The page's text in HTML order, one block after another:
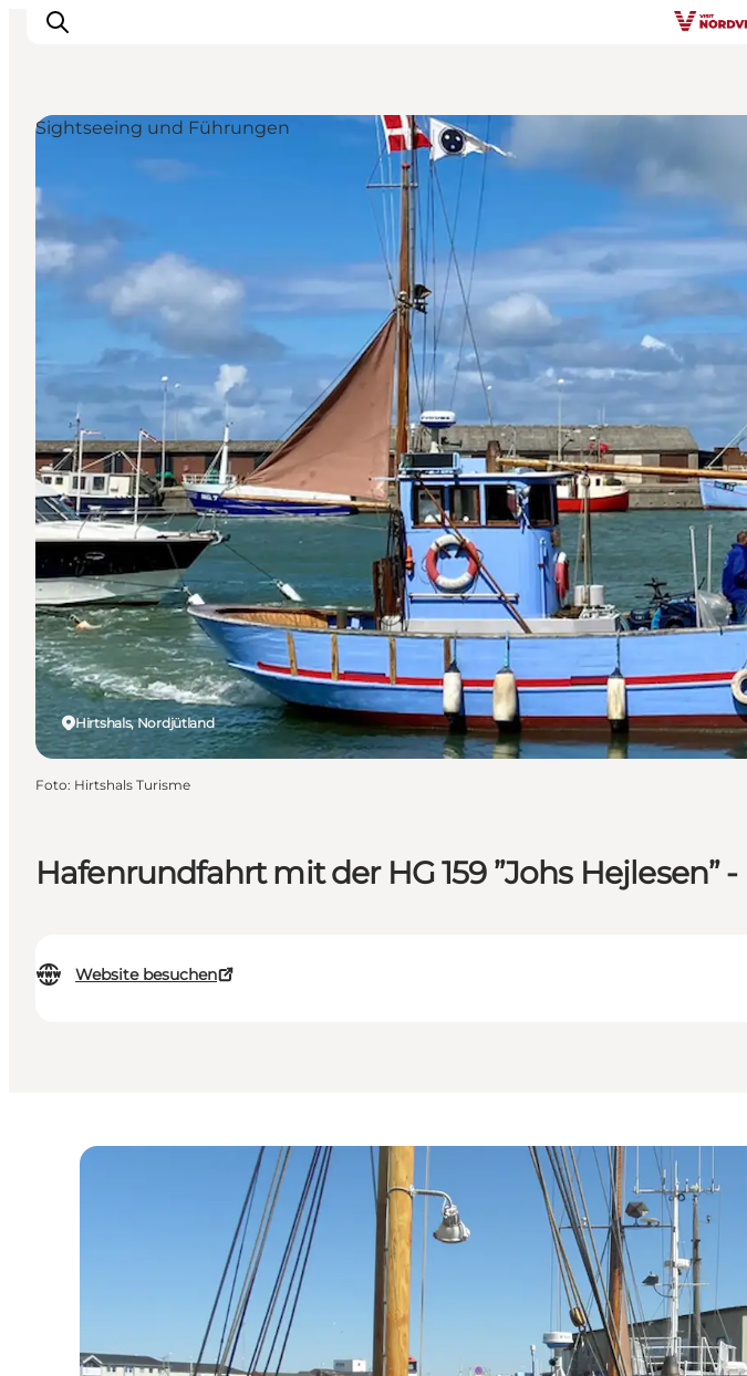
Urlaubsorte
Inspiration
Events
Unterkunft
Mach deine Urlaubsplanung
Hafenrundfahrt mit der HG 159 ”Johs Hejlesen”
Website besuchen
Hirtshals, Nordjütland
Sightseeing und Führungen
Foto: Hirtshals Turisme